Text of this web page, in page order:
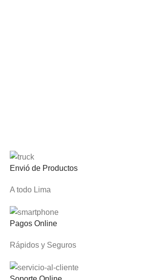
Envió de Productos
A todo Lima
Pagos Online
Rápidos y Seguros